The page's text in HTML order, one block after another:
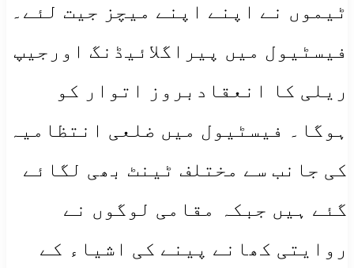
ٹیموں نے اپنے اپنے میچز جیت لئے۔
فیسٹیول میں پیراگلائیڈنگ اورجیپ
ریلی کا انعقادبروز اتوار کو
ہوگا۔ فیسٹیول میں ضلعی انتظامیہ
کی جانب سے مختلف ٹینٹ بھی لگائے
گئے ہیں جبکہ مقامی لوگوں نے
روایتی کھانے پینے کی اشیاء کے